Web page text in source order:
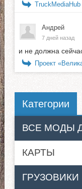
TruckMediaHub
Андрей
7 дней назад
и не должна
Проект
Категории
ВСЕ МОДЫ
КАРТЫ
ГРУЗОВИКИ